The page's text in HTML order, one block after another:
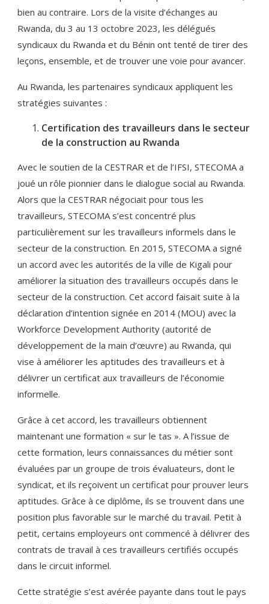
bien au contraire. Lors de la visite d’échanges au
Rwanda, du 3 au 13 octobre 2023, les délégués
syndicaux du Rwanda et du Bénin ont tenté de tirer des
leçons, ensemble, et de trouver une voie pour avancer.
Au Rwanda, les partenaires syndicaux appliquent les
stratégies suivantes :
Certification des travailleurs dans le secteur
de la construction au Rwanda
Avec le soutien de la CESTRAR et de l’IFSI, STECOMA a
joué un rôle pionnier dans le dialogue social au Rwanda.
Alors que la CESTRAR négociait pour tous les
travailleurs, STECOMA s’est concentré plus
particulièrement sur les travailleurs informels dans le
secteur de la construction. En 2015, STECOMA a signé
un accord avec les autorités de la ville de Kigali pour
améliorer la situation des travailleurs occupés dans le
secteur de la construction. Cet accord faisait suite à la
déclaration d’intention signée en 2014 (MOU) avec la
Workforce Development Authority (autorité de
développement de la main d’œuvre) au Rwanda, qui
vise à améliorer les aptitudes des travailleurs et à
délivrer un certificat aux travailleurs de l’économie
informelle.
Grâce à cet accord, les travailleurs obtiennent
maintenant une formation « sur le tas ». A l’issue de
cette formation, leurs connaissances du métier sont
évaluées par un groupe de trois évaluateurs, dont le
syndicat, et ils reçoivent un certificat pour prouver leurs
aptitudes. Grâce à ce diplôme, ils se trouvent dans une
position plus favorable sur le marché du travail. Petit à
petit, certains employeurs ont commencé à délivrer des
contrats de travail à ces travailleurs certifiés occupés
dans le circuit informel.
Cette stratégie s’est avérée payante dans tout le pays